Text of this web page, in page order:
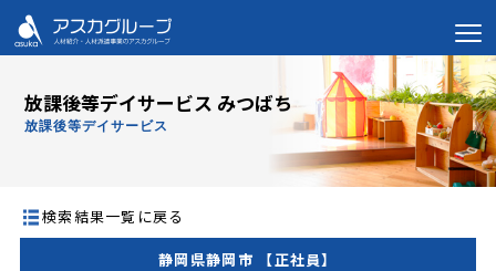
放課後等デイサービス みつばち
放課後等デイサービス
検索結果一覧に戻る
静岡県静岡市 【正社員】